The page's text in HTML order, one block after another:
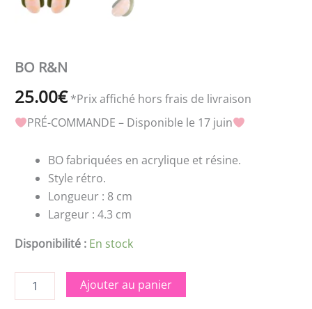
BO R&N
25.00€ *Prix affiché hors frais de livraison
PRÉ-COMMANDE – Disponible le 17 juin
BO fabriquées en acrylique et résine.
Style rétro.
Longueur : 8 cm
Largeur : 4.3 cm
Disponibilité : En stock
Ajouter au panier